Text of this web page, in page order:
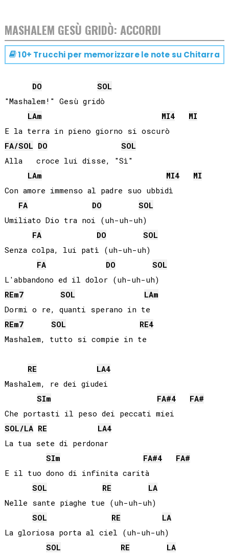
MASHALEM GESÙ GRIDÒ: ACCORDI
10+ Trucchi per memorizzare le note su Chitarra
DO
SOL
"Mashalem!" Gesù gridò
LAm MI4
MI
FA/SOL DO
SOL
Alla   croce lui disse, "Sì"
LAm MI4
MI
Con amore immenso al padre suo ubbidì
FA
DO
SOL
Umiliato Dio tra noi (uh-uh-uh)
FA
DO
SOL
Senza colpa, lui patì (uh-uh-uh)
FA
DO
SOL
REm7 SOL LAm
REm7 SOL RE4
RE LA4
Mashalem, re dei giudei
SIm FA#4
FA#
SOL/LA RE LA4
La tua sete di perdonar
SIm FA#4
FA#
E il tuo dono di infinita carità
SOL
RE
LA
Nelle sante piaghe tue (uh-uh-uh)
SOL
RE
LA
La gloriosa porta al ciel (uh-uh-uh)
SOL
RE
LA